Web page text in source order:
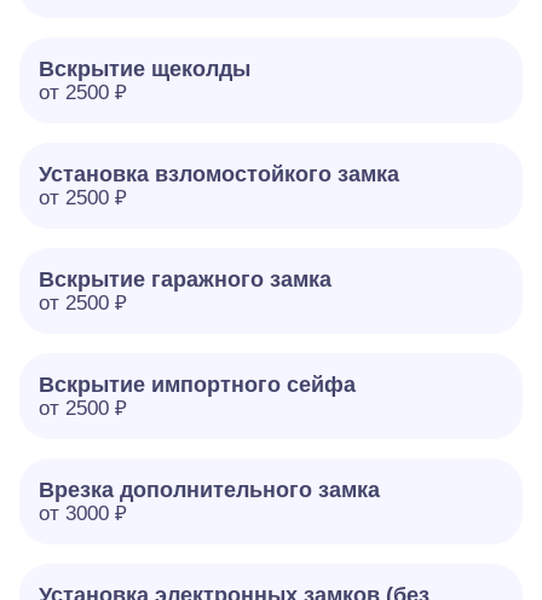
Вскрытие щеколды
от 2500 ₽
Установка взломостойкого замка
от 2500 ₽
Вскрытие гаражного замка
от 2500 ₽
Вскрытие импортного сейфа
от 2500 ₽
Врезка дополнительного замка
от 3000 ₽
Установка электронных замков (без